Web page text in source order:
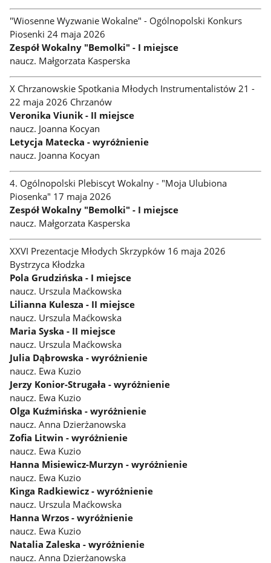
"Wiosenne Wyzwanie Wokalne" - Ogólnopolski Konkurs
Piosenki 24 maja 2026
Zespół Wokalny "Bemolki" - I miejsce
naucz. Małgorzata Kasperska
X Chrzanowskie Spotkania Młodych Instrumentalistów 21 -
22 maja 2026 Chrzanów
Veronika Viunik - II miejsce
naucz. Joanna Kocyan
Letycja Matecka - wyróżnienie
naucz. Joanna Kocyan
4. Ogólnopolski Plebiscyt Wokalny - "Moja Ulubiona
Piosenka" 17 maja 2026
Zespół Wokalny "Bemolki" - I miejsce
naucz. Małgorzata Kasperska
XXVI Prezentacje Młodych Skrzypków 16 maja 2026
Bystrzyca Kłodzka
Pola Grudzińska - I miejsce
naucz. Urszula Maćkowska
Lilianna Kulesza - II miejsce
naucz. Urszula Maćkowska
Maria Syska - II miejsce
naucz. Urszula Maćkowska
Julia Dąbrowska - wyróżnienie
naucz. Ewa Kuzio
Jerzy Konior-Strugała - wyróżnienie
naucz. Ewa Kuzio
Olga Kuźmińska - wyróżnienie
naucz. Anna Dzierżanowska
Zofia Litwin - wyróżnienie
naucz. Ewa Kuzio
Hanna Misiewicz-Murzyn - wyróżnienie
naucz. Ewa Kuzio
Kinga Radkiewicz - wyróżnienie
naucz. Urszula Maćkowska
Hanna Wrzos - wyróżnienie
naucz. Ewa Kuzio
Natalia Zaleska - wyróżnienie
naucz. Anna Dzierżanowska